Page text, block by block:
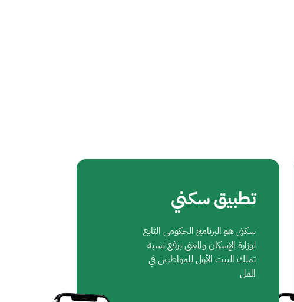
تطبيق سكني
سكني هو البرنامج الحكومي التابع
لوزارة الإسكان والمعني برفع نسبة
تملك البيت الأول للمواطنين في
الممل